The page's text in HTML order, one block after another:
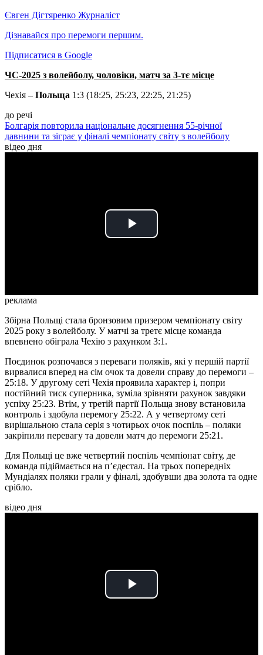
Євген Дігтяренко Журналіст
Дізнавайся про перемоги першим.
Підписатися в Google
ЧС-2025 з волейболу, чоловіки, матч за 3-тє місце
Чехія – Польща 1:3 (18:25, 25:23, 22:25, 21:25)
до речі
Болгарія повторила національне досягнення 55-річної
давнини та зіграє у фіналі чемпіонату світу з волейболу
відео дня
Play
реклама
Збірна Польщі стала бронзовим призером чемпіонату світу
2025 року з волейболу. У матчі за третє місце команда
впевнено обіграла Чехію з рахунком 3:1.
Поєдинок розпочався з переваги поляків, які у першій партії
вирвалися вперед на сім очок та довели справу до перемоги –
25:18. У другому сеті Чехія проявила характер і, попри
постійний тиск суперника, зуміла зрівняти рахунок завдяки
успіху 25:23. Втім, у третій партії Польща знову встановила
контроль і здобула перемогу 25:22. А у четвертому сеті
вирішальною стала серія з чотирьох очок поспіль – поляки
закріпили перевагу та довели матч до перемоги 25:21.
Для Польщі це вже четвертий поспіль чемпіонат світу, де
команда підіймається на п’єдестал. На трьох попередніх
Мундіалях поляки грали у фіналі, здобувши два золота та одне
срібло.
відео дня
Play